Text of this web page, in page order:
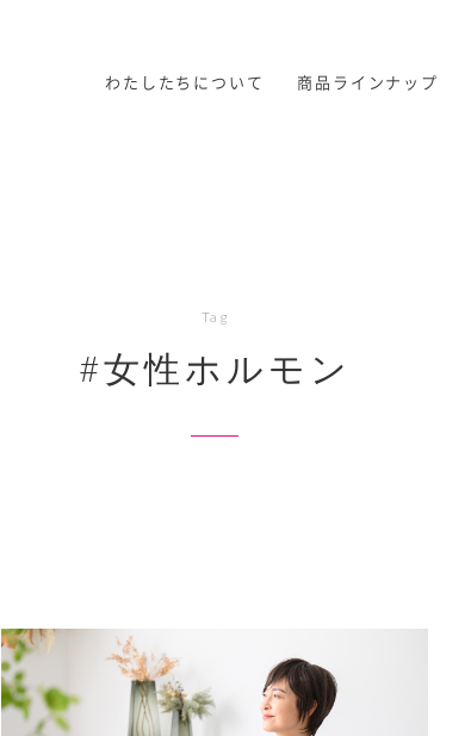
わたしたちについて 商品ラインナップ
Tag
#女性ホルモン